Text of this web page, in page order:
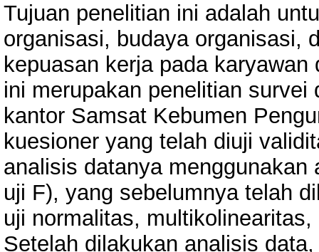
Tujuan penelitian ini adalah
organisasi, budaya organisasi,
kepuasan kerja pada
ini merupakan penelitian
kantor Samsat Kebumen
kuesioner yang telah diuji
analisis datanya
uji F), yang sebelumnya telah
uji normalitas,
Setelah dilakukan analisis